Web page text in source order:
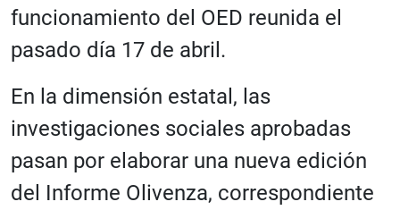
funcionamiento del OED reunida el
pasado día 17 de abril.
En la dimensión estatal, las
investigaciones sociales aprobadas
pasan por elaborar una nueva edición
del Informe Olivenza, correspondiente